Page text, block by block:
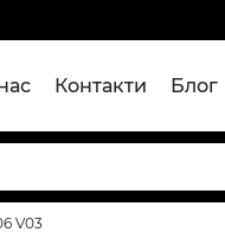
Контакти Блог
V03